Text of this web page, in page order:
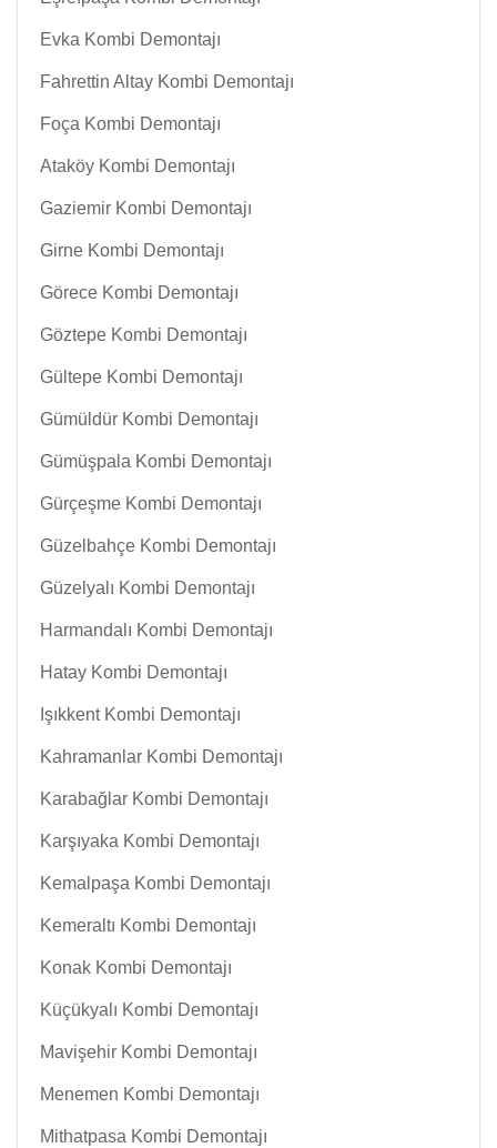
Evka Kombi Demontajı
Fahrettin Altay Kombi Demontajı
Foça Kombi Demontajı
Ataköy Kombi Demontajı
Gaziemir Kombi Demontajı
Girne Kombi Demontajı
Görece Kombi Demontajı
Göztepe Kombi Demontajı
Gültepe Kombi Demontajı
Gümüldür Kombi Demontajı
Gümüşpala Kombi Demontajı
Gürçeşme Kombi Demontajı
Güzelbahçe Kombi Demontajı
Güzelyalı Kombi Demontajı
Harmandalı Kombi Demontajı
Hatay Kombi Demontajı
Işıkkent Kombi Demontajı
Kahramanlar Kombi Demontajı
Karabağlar Kombi Demontajı
Karşıyaka Kombi Demontajı
Kemalpaşa Kombi Demontajı
Kemeraltı Kombi Demontajı
Konak Kombi Demontajı
Küçükyalı Kombi Demontajı
Mavişehir Kombi Demontajı
Menemen Kombi Demontajı
Mithatpasa Kombi Demontajı